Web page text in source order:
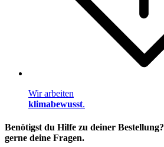
Wir arbeiten
klimabewusst.
Benötigst du Hilfe zu deiner
gerne deine Fragen.